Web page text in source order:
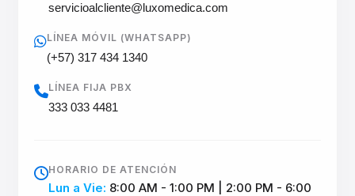
servicioalcliente@luxomedica.com
LÍNEA MÓVIL (WHATSAPP)
(+57) 317 434 1340
LÍNEA FIJA PBX
333 033 4481
HORARIO DE ATENCIÓN
Lun a Vie: 8:00 AM - 1:00 PM | 2:00 PM - 6:00